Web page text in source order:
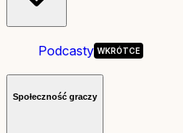
Podcasty
Społeczność graczy